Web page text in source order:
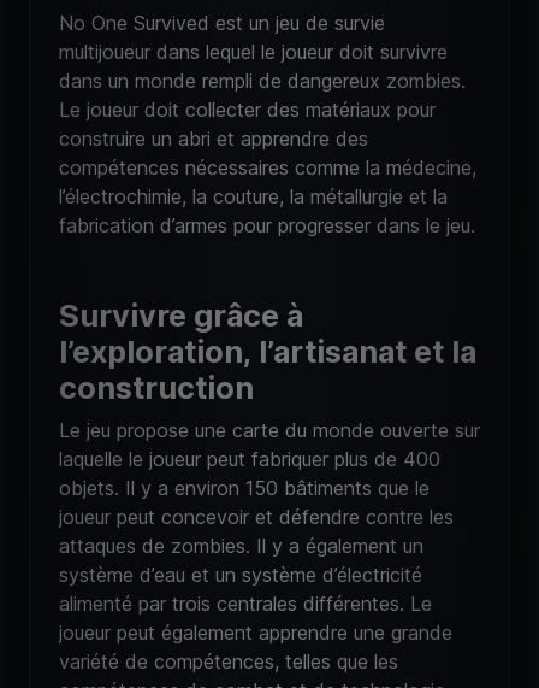
No One Survived est un jeu de survie
multijoueur dans lequel le joueur doit survivre
dans un monde rempli de dangereux zombies.
Le joueur doit collecter des matériaux pour
construire un abri et apprendre des
compétences nécessaires comme la médecine,
l’électrochimie, la couture, la métallurgie et la
fabrication d’armes pour progresser dans le jeu.
Survivre grâce à
l’exploration, l’artisanat et la
construction
Le jeu propose une carte du monde ouverte sur
laquelle le joueur peut fabriquer plus de 400
objets. Il y a environ 150 bâtiments que le
joueur peut concevoir et défendre contre les
attaques de zombies. Il y a également un
système d’eau et un système d’électricité
alimenté par trois centrales différentes. Le
joueur peut également apprendre une grande
variété de compétences, telles que les